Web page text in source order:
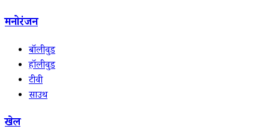
मनोरंजन
बॉलीवुड
हॉलीवुड
टीवी
साउथ
खेल